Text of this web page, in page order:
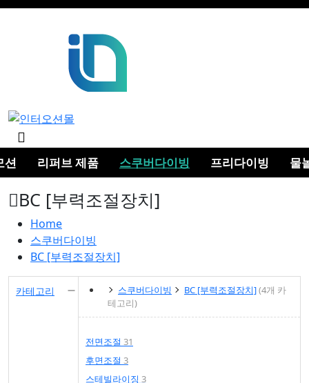
검
색
튼
션 리퍼브 제품 스쿠버다이빙 프리다이빙 물
BC [부력조절장치]
Home
스쿠버다이빙
BC [부력조절장치]
카테고리 스쿠버다이빙 BC [부력조절장치](4개 카
테고리)
전면조절 31
후면조절 3
스테빌라이징 3